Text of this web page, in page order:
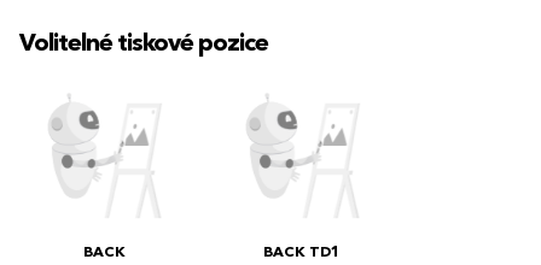
Volitelné tiskové pozice
BACK BACK TD1